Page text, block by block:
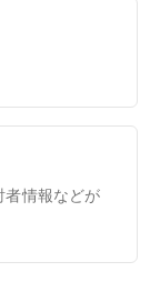
者情報などが